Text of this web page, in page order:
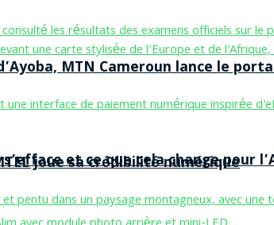
et ce que cela change pour
MTN Cameroun lance le
joue sa crédibilité numérique